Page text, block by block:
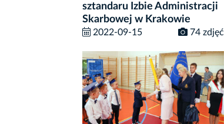
sztandaru Izbie Administracji
Skarbowej w Krakowie
2022-09-15 74 zdjęć